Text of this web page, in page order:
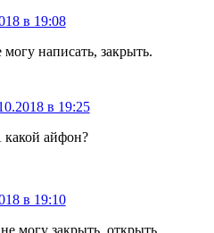
в 19:08
написать, закрыть.
в 19:25
какой айфон?
в 19:10
могу закрыть, открыть,